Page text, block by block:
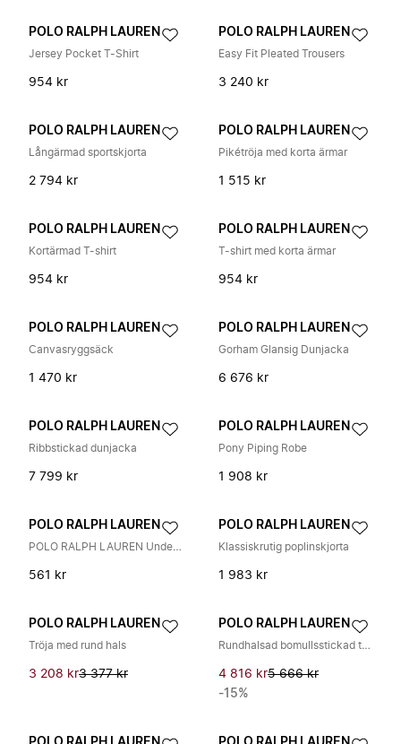
POLO RALPH LAUREN
Jersey Pocket T-Shirt
954 kr
POLO RALPH LAUREN
Easy Fit Pleated Trousers
3 240 kr
POLO RALPH LAUREN
Långärmad sportskjorta
2 794 kr
POLO RALPH LAUREN
Pikétröja med korta ärmar
1 515 kr
POLO RALPH LAUREN
Kortärmad T-shirt
954 kr
POLO RALPH LAUREN
T-shirt med korta ärmar
954 kr
POLO RALPH LAUREN
Canvasryggsäck
1 470 kr
POLO RALPH LAUREN
Gorham Glansig Dunjacka
6 676 kr
POLO RALPH LAUREN
Ribbstickad dunjacka
7 799 kr
POLO RALPH LAUREN
Pony Piping Robe
1 908 kr
POLO RALPH LAUREN
POLO RALPH LAUREN Underkläder
561 kr
POLO RALPH LAUREN
Klassiskrutig poplinskjorta
1 983 kr
POLO RALPH LAUREN
Tröja med rund hals
3 208 kr3 377 kr
POLO RALPH LAUREN
Rundhalsad bomullsstickad tröja
4 816 kr5 666 kr
-15%